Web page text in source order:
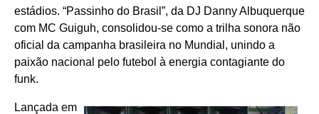
estádios. “Passinho do Brasil”, da DJ Danny Albuquerque
com MC Guiguh, consolidou-se como a trilha sonora não
oficial da campanha brasileira no Mundial, unindo a
paixão nacional pelo futebol à energia contagiante do
funk.
Lançada em